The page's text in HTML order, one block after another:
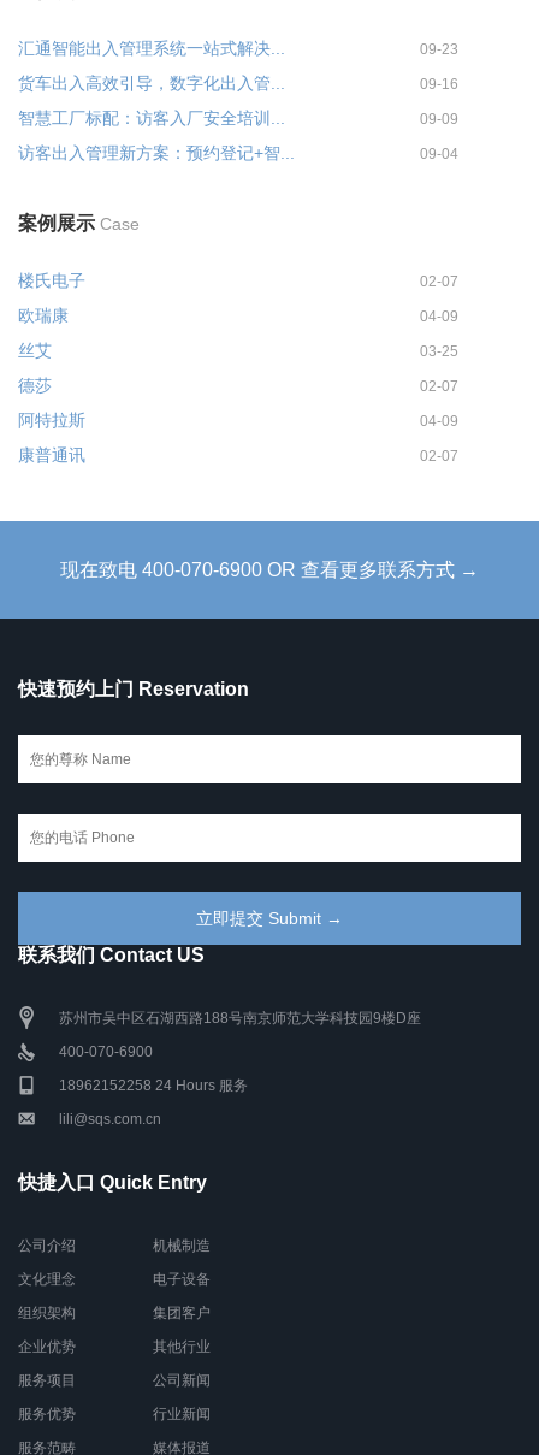
汇通智能出入管理系统一站式解决... 09-23
货车出入高效引导，数字化出入管... 09-16
智慧工厂标配：访客入厂安全培训... 09-09
访客出入管理新方案：预约登记+智... 09-04
案例展示 Case
楼氏电子 02-07
欧瑞康 04-09
丝艾 03-25
德莎 02-07
阿特拉斯 04-09
康普通讯 02-07
现在致电 400-070-6900 OR 查看更多联系方式 →
快速预约上门 Reservation
联系我们 Contact US
苏州市吴中区石湖西路188号南京师范大学科技园9楼D座
400-070-6900
18962152258 24 Hours 服务
lili@sqs.com.cn
快捷入口 Quick Entry
公司介绍
文化理念
组织架构
企业优势
服务项目
服务优势
服务范畴
机械制造
电子设备
集团客户
其他行业
公司新闻
行业新闻
媒体报道